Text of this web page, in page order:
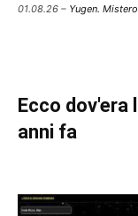
01.08.26 – Yugen.
Ecco dov'era
anni fa